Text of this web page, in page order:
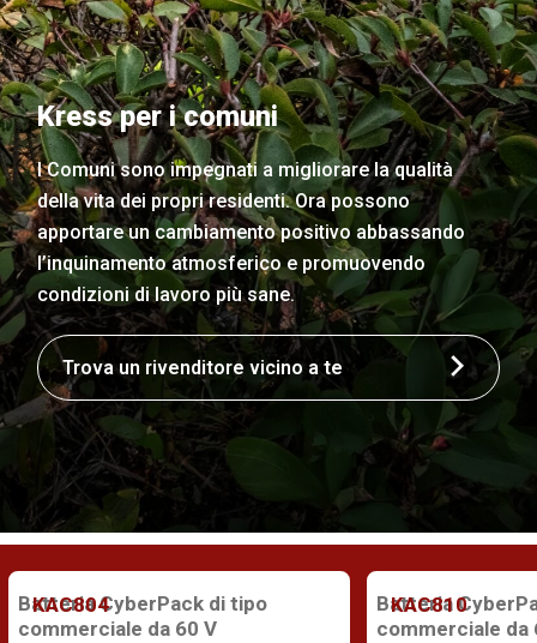
Kress per i comuni
I Comuni sono impegnati a migliorare la qualità
della vita dei propri residenti. Ora possono
apportare un cambiamento positivo abbassando
l’inquinamento atmosferico e promuovendo
condizioni di lavoro più sane.
Trova un rivenditore vicino a te
KAC804
Batteria CyberPack di tipo
commerciale da 60 V
KAC810
Batteria
commerciale da